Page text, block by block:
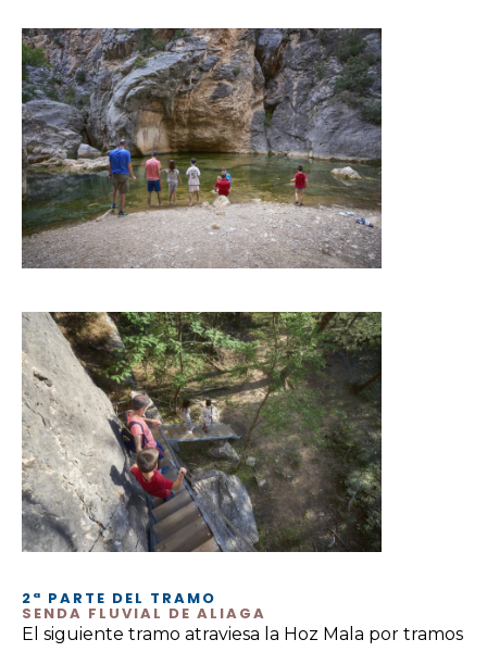
2ª PARTE DEL TRAMO
SENDA FLUVIAL DE ALIAGA
El siguiente tramo atraviesa la Hoz Mala por tramos